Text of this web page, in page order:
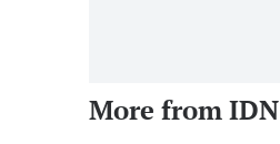
More from IDN